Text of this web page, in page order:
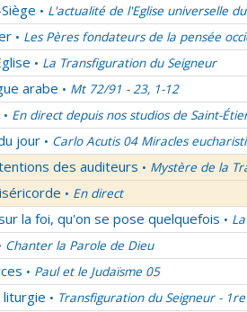
• L'actualité de l'Eglise universelle
• Les Pères fondateurs de la pensée
• La Transfiguration du Seigneur
arabe • Mt 72/91 - 23, 1-12
• En direct depuis nos studios de Saint-
jour • Carlo Acutis 04 Miracles
des auditeurs • Mystère de la
• En direct
la foi, qu'on se pose quelquefois •
Chanter la Parole de Dieu
• Paul et le Judaïsme 05
liturgie • Transfiguration du Seigneur -